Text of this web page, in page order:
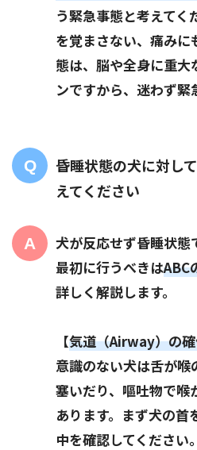
う緊急事態と考えてく
を覚まさない、痛み
態は、脳や全身に重大
ンですから、迷わず緊
昏睡状態の犬に対し
えてください
犬が反応せず昏睡状
最初に行うべきはABC
詳しく解説します。
【気道（Airway）の
意識のない犬は舌が喉
塞いだり、嘔吐物で喉
あります。まず犬の首
中を確認してください